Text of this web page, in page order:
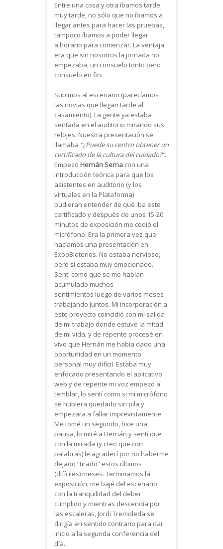
Entre una cosa y otra íbamos tarde,
muy tarde, no sólo que no íbamos a
llegar antes para hacer las pruebas,
tampoco íbamos a poder llegar
a horario para comenzar. La ventaja
era que sin nosotros la jornada no
empezaba, un consuelo tonto pero
consuelo en fin.
Subimos al escenario (parecíamos
las novias que llegan tarde al
casamiento). La gente ya estaba
sentada en el auditorio mirando sus
relojes. Nuestra presentación se
llamaba “¿Puede su centro obtener un
certificado de la cultura del cuidado?”.
Empezó Hernán Serna con una
introducción teórica para que los
asistentes en auditorio (y los
virtuales en la Plataforma)
pudieran entender de qué iba este
certificado y después de unos 15-20
minutos de exposición me cedió el
micrófono. Era la primera vez que
hacíamos una presentación en
ExpoBioterios. No estaba nervioso,
pero si estaba muy emocionado.
Sentí como que se me habían
acumulado muchos
sentimientos luego de varios meses
trabajando juntos. Mi incorporación a
este proyecto coincidió con mi salida
de mi trabajo donde estuve la mitad
de mi vida, y de repente procesé en
vivo que Hernán me había dado una
oportunidad en un momento
personal muy difícil. Estaba muy
enfocado presentando el aplicativo
web y de repente mi voz empezó a
temblar, lo sentí como si mi micrófono
se hubiera quedado sin pila y
empezara a fallar imprevistamente.
Me tomé un segundo, hice una
pausa, lo miré a Hernán y sentí que
con la mirada (y creo que con
palabras) le agradecí por no haberme
dejado “tirado” estos últimos
(difíciles) meses. Terminamos la
exposición, me bajé del escenario
con la tranquilidad del deber
cumplido y mientras descendía por
las escaleras, Jordi Tremoleda se
dirigía en sentido contrario para dar
inicio a la segunda conferencia del
día.